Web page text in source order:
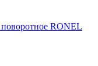
RONEL